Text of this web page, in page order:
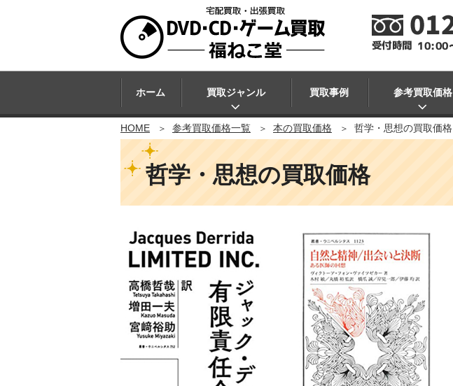
ホーム 買取ジャンル 買取事例 参考買取価格
HOME 参考買取価格一覧 本の買取価格 哲学・思想の買取価格
哲学・思想の買取価格